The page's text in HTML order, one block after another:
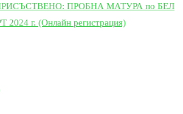
ПРОБНА МАТУРА по БЕЛ
2024 г. (Онлайн регистрация)